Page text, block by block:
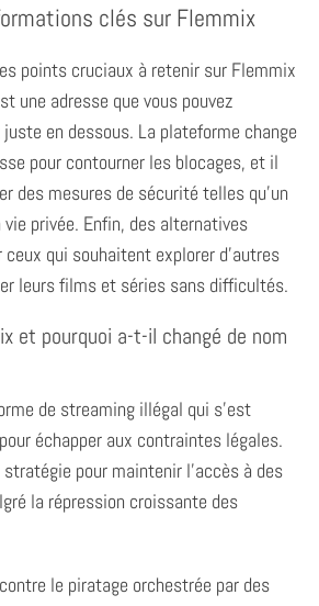
clés sur Flemmix
points cruciaux à retenir sur Flemmix
une adresse que vous pouvez
en dessous. La plateforme change
pour contourner les blocages, et il
des mesures de sécurité telles qu’un
vie privée. Enfin, des alternatives
qui souhaitent explorer d’autres
leurs films et séries sans difficultés.
et pourquoi a-t-il changé de nom
de streaming illégal qui s’est
échapper aux contraintes légales.
pour maintenir l’accès à des
la répression croissante des
le piratage orchestrée par des